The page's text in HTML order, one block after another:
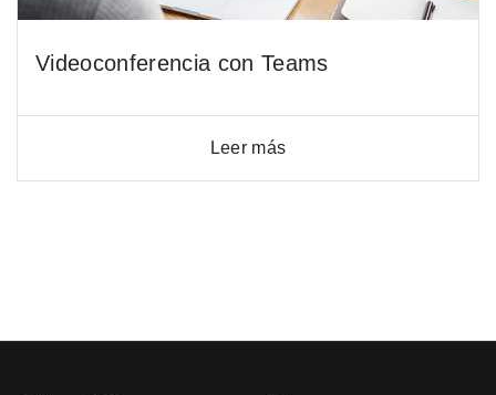
Videoconferencia con Teams
Leer más